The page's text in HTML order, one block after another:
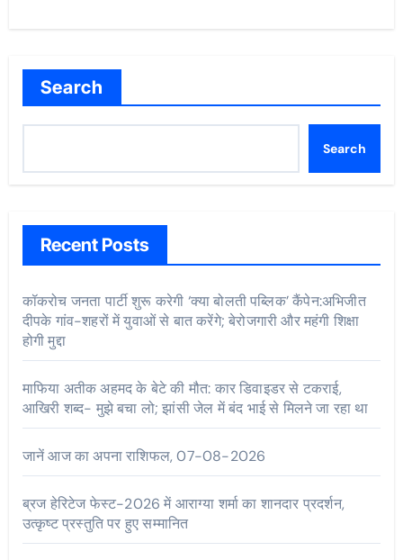
Search
Search
Recent Posts
कॉकरोच जनता पार्टी शुरू करेगी ‘क्या बोलती पब्लिक’ कैंपेन:अभिजीत
दीपके गांव-शहरों में युवाओं से बात करेंगे; बेरोजगारी और महंगी शिक्षा
होगी मुद्दा
माफिया अतीक अहमद के बेटे की मौत: कार डिवाइडर से टकराई,
आखिरी शब्द- मुझे बचा लो; झांसी जेल में बंद भाई से मिलने जा रहा था
जानें आज का अपना राशिफल, 07-08-2026
ब्रज हेरिटेज फेस्ट-2026 में आराग्या शर्मा का शानदार प्रदर्शन,
उत्कृष्ट प्रस्तुति पर हुए सम्मानित